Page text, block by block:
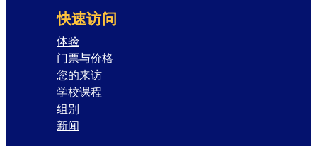
快速访问
体验
门票与价格
您的来访
学校课程
组别
新闻